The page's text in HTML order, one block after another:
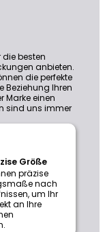
besten
anbieten.
die perfekte
Beziehung Ihren
Marke einen
sind uns immer
Größe
präzise
nach
um Ihr
an Ihre